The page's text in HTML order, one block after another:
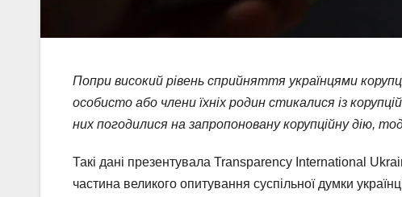
Попри високий рівень сприйняття українцями
особисто або члени їхніх родин стикалися із
них погодилися на запропоновану корупційну дію,
Такі дані презентувала Transparency International
частина великого опитування суспільної думки